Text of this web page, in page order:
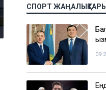
СПОРТ ЖАҢАЛЫҚТАРЫ